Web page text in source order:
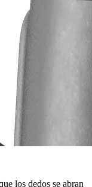
los dedos se abran